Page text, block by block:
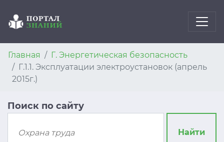
Главная
Г. Энергетическая безопасность
Г.1.1. Эксплуатации электроустановок (апрель
2015г.)
Поиск по сайту
Найти